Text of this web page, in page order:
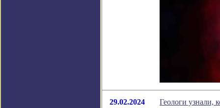
29.02.2024
Геологи узнали,